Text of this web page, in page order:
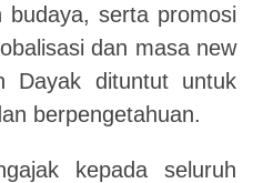
budaya, serta promosi
dan masa new
Dayak dituntut untuk
berpengetahuan.
kepada seluruh